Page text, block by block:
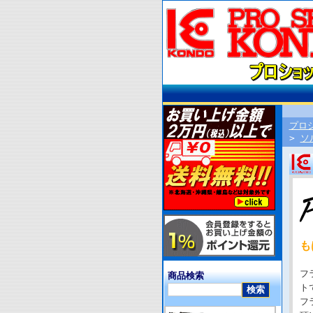
商品検索
プロ
>
ソ
フ
ト
フ